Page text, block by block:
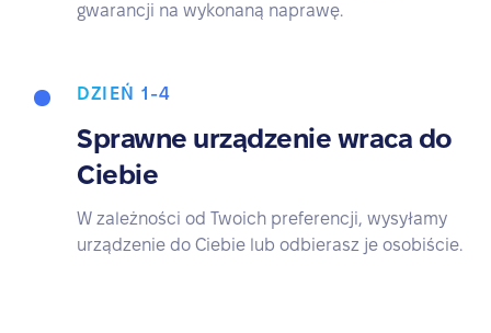
gwarancji na wykonaną naprawę.
DZIEŃ 1-4
Sprawne urządzenie wraca do
Ciebie
W zależności od Twoich preferencji, wysyłamy
urządzenie do Ciebie lub odbierasz je osobiście.